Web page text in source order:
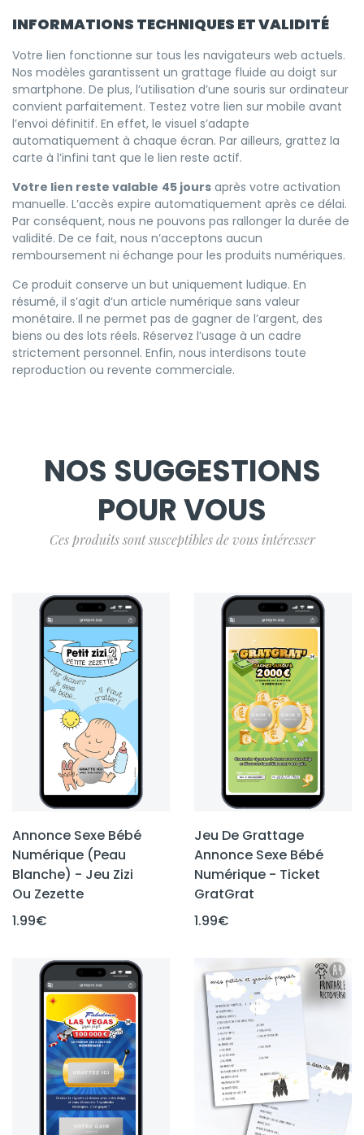
INFORMATIONS TECHNIQUES ET VALIDITÉ
Votre lien fonctionne sur tous les navigateurs web actuels.
Nos modèles garantissent un grattage fluide au doigt sur
smartphone. De plus, l’utilisation d’une souris sur ordinateur
convient parfaitement. Testez votre lien sur mobile avant
l’envoi définitif. En effet, le visuel s’adapte
automatiquement à chaque écran. Par ailleurs, grattez la
carte à l’infini tant que le lien reste actif.
Votre lien reste valable 45 jours après votre activation
manuelle. L’accès expire automatiquement après ce délai.
Par conséquent, nous ne pouvons pas rallonger la durée de
validité. De ce fait, nous n’acceptons aucun
remboursement ni échange pour les produits numériques.
Ce produit conserve un but uniquement ludique. En
résumé, il s’agit d’un article numérique sans valeur
monétaire. Il ne permet pas de gagner de l’argent, des
biens ou des lots réels. Réservez l’usage à un cadre
strictement personnel. Enfin, nous interdisons toute
reproduction ou revente commerciale.
NOS SUGGESTIONS
POUR VOUS
Ces produits sont susceptibles de vous intéresser
Annonce Sexe Bébé
Numérique (Peau
Blanche) - Jeu Zizi
Ou Zezette
1.99€
Jeu De Grattage
Annonce Sexe Bébé
Numérique - Ticket
GratGrat
1.99€